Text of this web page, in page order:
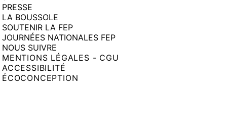
PRESSE
LA BOUSSOLE
SOUTENIR LA FEP
JOURNÉES NATIONALES FEP
NOUS SUIVRE
MENTIONS LÉGALES - CGU
ACCESSIBILITÉ
ÉCOCONCEPTION